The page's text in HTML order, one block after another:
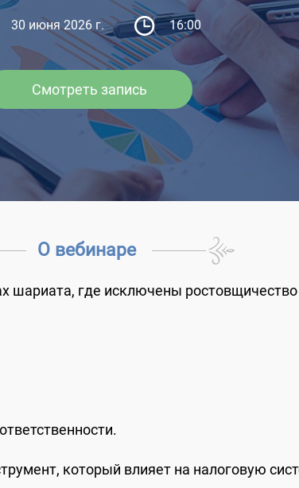
30 июня 2026 г. 16:00
Смотреть запись
О вебинаре
шариата, где исключены
который влияет на налоговую